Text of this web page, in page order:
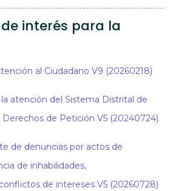
interés para la
al Ciudadano V9 (20260218)
atención del Sistema Distrital de
Derechos de Petición V5 (20240724)
de denuncias por actos de
de inhabilidades,
de intereses V5 (20260728)